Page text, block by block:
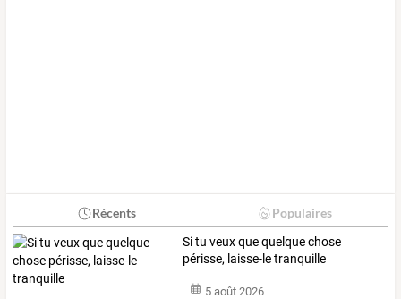
Récents Populaires
Si tu veux que quelque chose
périsse, laisse-le tranquille
5 août 2026